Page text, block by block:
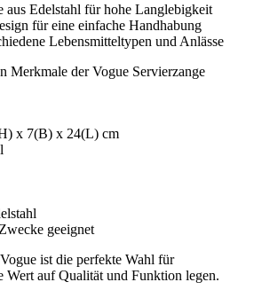
aus Edelstahl für hohe Langlebigkeit
für eine einfache Handhabung
Lebensmitteltypen und Anlässe
Merkmale der Vogue Servierzange
x 7(B) x 24(L) cm
geeignet
ist die perfekte Wahl für
Wert auf Qualität und Funktion legen.